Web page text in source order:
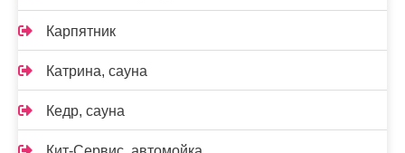
Карпятник
Катрина, сауна
Кедр, сауна